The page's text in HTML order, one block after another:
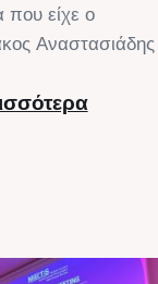
που είχε ο
Αναστασιάδης